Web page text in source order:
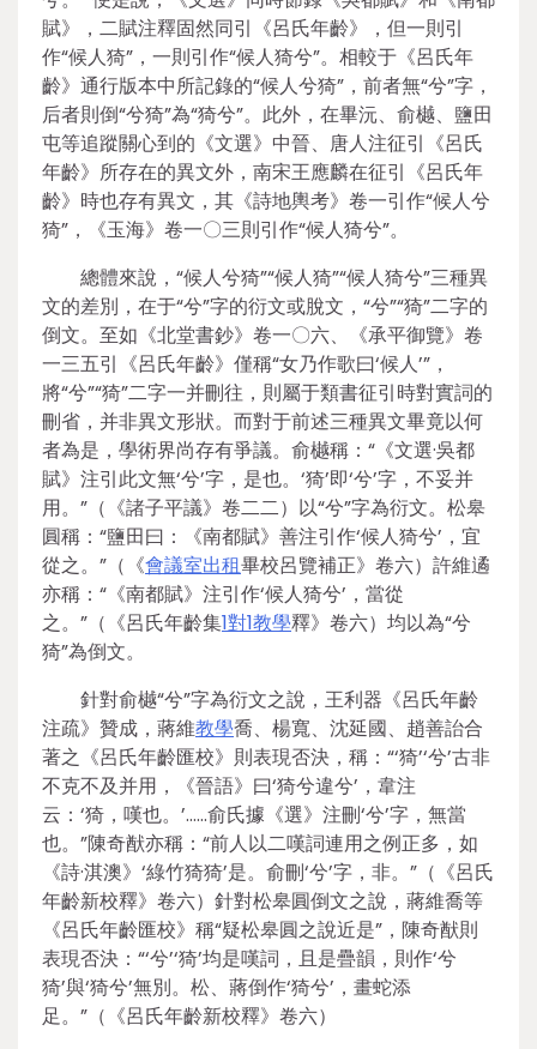
賦》，二賦注釋固然同引《呂氏年齡》，但一則引
作“候人猗”，一則引作“候人猗兮”。相較于《呂氏年
齡》通行版本中所記錄的“候人兮猗”，前者無“兮”字，
后者則倒“兮猗”為“猗兮”。此外，在畢沅、俞樾、鹽田
屯等追蹤關心到的《文選》中晉、唐人注征引《呂氏
年齡》所存在的異文外，南宋王應麟在征引《呂氏年
齡》時也存有異文，其《詩地輿考》卷一引作“候人兮
猗”，《玉海》卷一〇三則引作“候人猗兮”。
總體來說，“候人兮猗”“候人猗”“候人猗兮”三種異
文的差別，在于“兮”字的衍文或脫文，“兮”“猗”二字的
倒文。至如《北堂書鈔》卷一〇六、《承平御覽》卷
一三五引《呂氏年齡》僅稱“女乃作歌曰‘候人’”，
將“兮”“猗”二字一并刪往，則屬于類書征引時對實詞的
刪省，并非異文形狀。而對于前述三種異文畢竟以何
者為是，學術界尚存有爭議。俞樾稱：“《文選·吳都
賦》注引此文無‘兮’字，是也。‘猗’即‘兮’字，不妥并
用。”（《諸子平議》卷二二）以“兮”字為衍文。松皋
圓稱：“鹽田曰：《南都賦》善注引作‘候人猗兮’，宜
從之。”（《會議室出租畢校呂覽補正》卷六）許維遹
亦稱：“《南都賦》注引作‘候人猗兮’，當從
之。”（《呂氏年齡集1對1教學釋》卷六）均以為“兮
猗”為倒文。
針對俞樾“兮”字為衍文之說，王利器《呂氏年齡
注疏》贊成，蔣維教學喬、楊寬、沈延國、趙善詒合
著之《呂氏年齡匯校》則表現否決，稱：“‘猗’‘兮’古非
不克不及并用，《晉語》曰‘猗兮違兮’，韋注
云：‘猗，嘆也。’……俞氏據《選》注刪‘兮’字，無當
也。”陳奇猷亦稱：“前人以二嘆詞連用之例正多，如
《詩·淇澳》‘綠竹猗猗’是。俞刪‘兮’字，非。”（《呂氏
年齡新校釋》卷六）針對松皋圓倒文之說，蔣維喬等
《呂氏年齡匯校》稱“疑松皋圓之說近是”，陳奇猷則
表現否決：“‘兮’‘猗’均是嘆詞，且是疊韻，則作‘兮
猗’與‘猗兮’無別。松、蔣倒作‘猗兮’，畫蛇添
足。”（《呂氏年齡新校釋》卷六）